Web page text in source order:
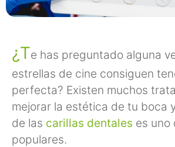
¿Te has preguntado alguna
estrellas de cine consiguen
perfecta? Existen muchos
mejorar la estética de tu boca
de las carillas dentales es uno
populares.